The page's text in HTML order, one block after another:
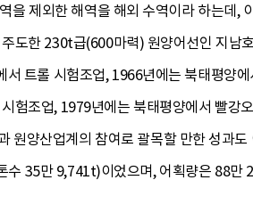
제외한 해역을 해외 수역이라 하는데,
도한 230t급(600마력) 원양어선인 지남
트롤 시험조업, 1966년에는 북태평양
험조업, 1979년에는 북태평양에서 빨강
원양산업계의 참여로 괄목할 만한 성과
35만 9,741t)이었으며, 어획량은 88만